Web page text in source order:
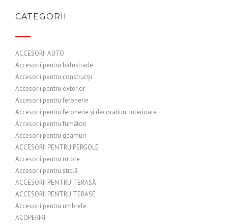
CATEGORII
ACCESORII AUTO
Accesorii pentru balustrade
Accesorii pentru construcții
Accesorii pentru exterior
Accesorii pentru feronerie
Accesorii pentru feronerie și decoratiuni interioare
Accesorii pentru fumători
Accesorii pentru geamuri
ACCESORII PENTRU PERGOLE
Accesorii pentru rulote
Accesorii pentru sticlă
ACCESORII PENTRU TERASĂ
ACCESORII PENTRU TERASE
Accesorii pentru umbrele
ACOPERIRI